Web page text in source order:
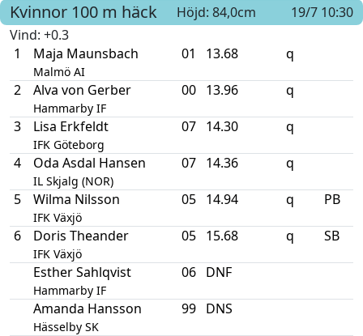
Kvinnor 100 m häck Höjd: 84,0cm
19/7 10:30
Vind: +0.3
1
Maja Maunsbach
Malmö AI
01 13.68 q
2 Alva von Gerber
Hammarby IF
00 13.96 q
3 Lisa Erkfeldt
IFK Göteborg
07 14.30 q
4 Oda Asdal Hansen
IL Skjalg (NOR)
07 14.36 q
5 Wilma Nilsson
IFK Växjö
05 14.94 q PB
6 Doris Theander
IFK Växjö
05 15.68 q SB
Esther Sahlqvist
Hammarby IF
06 DNF
Amanda Hansson
Hässelby SK
99 DNS